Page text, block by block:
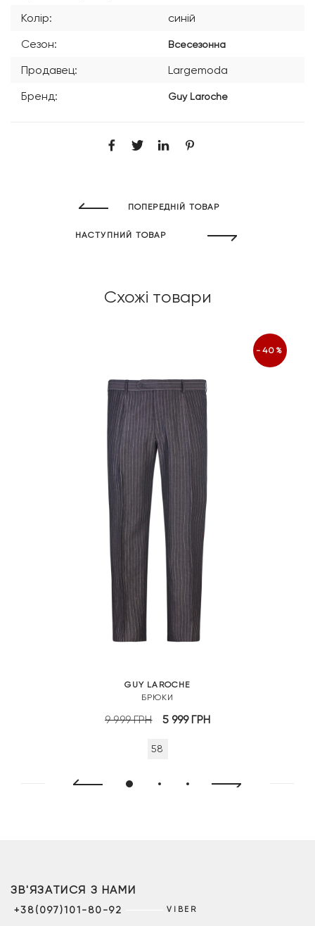
Колір:
синій
Сезон:
Всесезонна
Продавец:
Largemoda
Бренд:
Guy Laroche
ПОПЕРЕДНІЙ ТОВАР
НАСТУПНИЙ ТОВАР
Схожі товари
-40%
GUY LAROCHE
БРЮКИ
9 999ГРН
Оригінальна
9
5 999ГРН
58
ЗВ'ЯЗАТИСЯ З НАМИ
+38(097)101-80-92 VIBER